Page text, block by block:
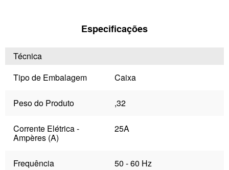
Especificações
Técnica
Tipo de Embalagem
Caixa
Peso do Produto ,32
Corrente Elétrica -
Ampères (A)
25A
Frequência 50 - 60 Hz